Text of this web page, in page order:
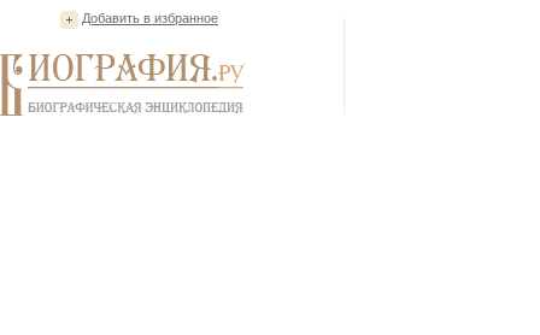
Добавить в избранное